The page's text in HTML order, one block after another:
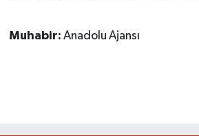
Muhabir: Anadolu Ajansı